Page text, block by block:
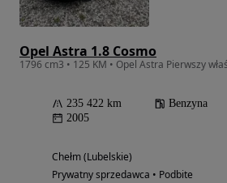
Opel Astra 1.8 Cosmo
1796 cm3 • 125 KM • Opel Astra Pierwszy
235 422 km Benzyna
2005
Chełm (Lubelskie)
Prywatny sprzedawca • Podbite